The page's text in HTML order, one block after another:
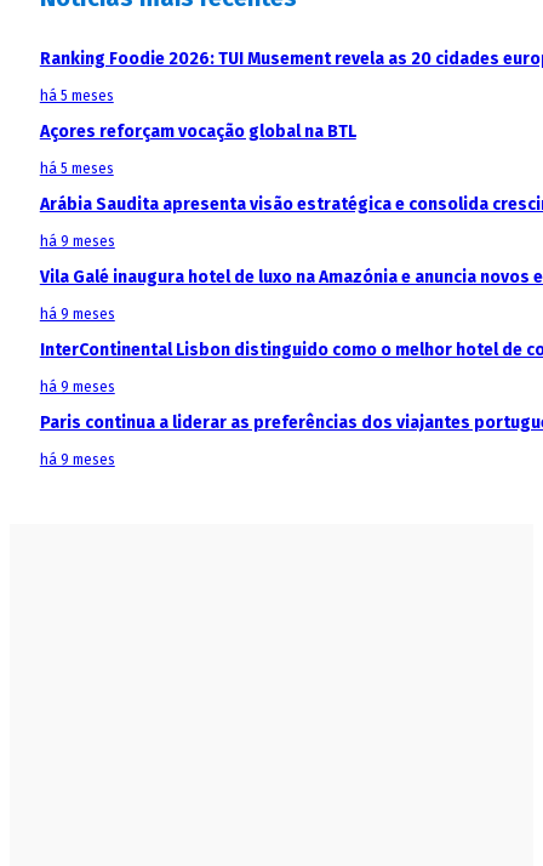
Ranking Foodie 2026: TUI Musement revela as 20 cidades
há 5 meses
Açores reforçam vocação global na BTL
há 5 meses
Arábia Saudita apresenta visão estratégica e consolida
há 9 meses
Vila Galé inaugura hotel de luxo na Amazónia e anuncia
há 9 meses
InterContinental Lisbon distinguido como o melhor hotel de
há 9 meses
Paris continua a liderar as preferências dos viajantes
há 9 meses